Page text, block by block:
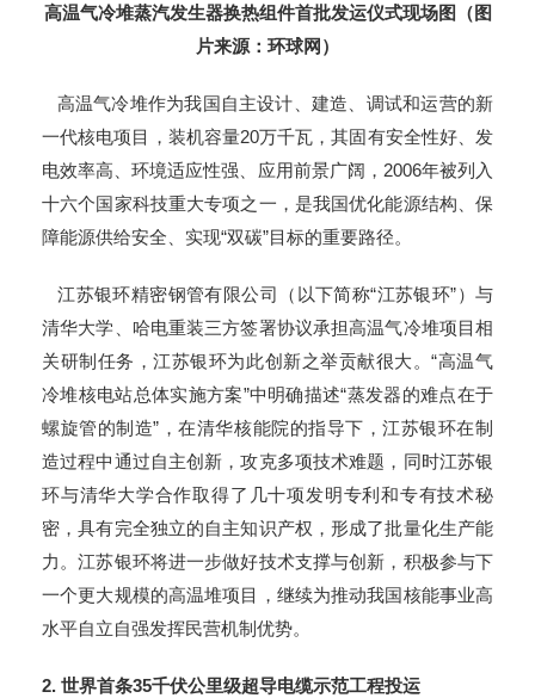
高温气冷堆蒸汽发生器换热组件首批发运仪式现场图（图
片来源：环球网）
高温气冷堆作为我国自主设计、建造、调试和运营的新
一代核电项目，装机容量20万千瓦，其固有安全性好、发
电效率高、环境适应性强、应用前景广阔，2006年被列入
十六个国家科技重大专项之一，是我国优化能源结构、保
障能源供给安全、实现“双碳”目标的重要路径。
江苏银环精密钢管有限公司（以下简称“江苏银环”）与
清华大学、哈电重装三方签署协议承担高温气冷堆项目相
关研制任务，江苏银环为此创新之举贡献很大。“高温气
冷堆核电站总体实施方案”中明确描述“蒸发器的难点在于
螺旋管的制造”，在清华核能院的指导下，江苏银环在制
造过程中通过自主创新，攻克多项技术难题，同时江苏银
环与清华大学合作取得了几十项发明专利和专有技术秘
密，具有完全独立的自主知识产权，形成了批量化生产能
力。江苏银环将进一步做好技术支撑与创新，积极参与下
一个更大规模的高温堆项目，继续为推动我国核能事业高
水平自立自强发挥民营机制优势。
2. 世界首条35千伏公里级超导电缆示范工程投运